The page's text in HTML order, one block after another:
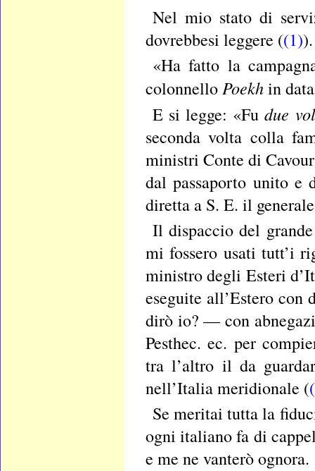
Nel mio stato di
dovrebbesi leggere ((1)).
«Ha fatto la
colonnelloPoekhin
E si legge: «Fudue
seconda volta colla
ministri Conte di
dal passaporto unito e
diretta a S. E. il
Il dispaccio del
mi fossero usati tutt’i
ministro degli Esteri
eseguite all’Estero
dirò io? — con
Pesthec. ec. per
tra l’altro il da
nell’Italia meridionale (
Se meritai tutta la
ogni italiano fa di
e me ne vanterò ognora.